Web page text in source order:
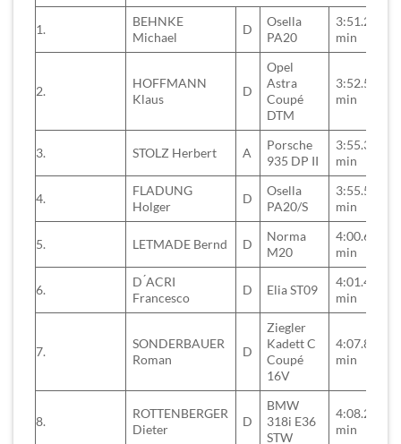
1.
BEHNKE
Michael
D
Osella
PA20
3:51.247
min
2.
HOFFMANN
Klaus
D
Opel
Astra
Coupé
DTM
3:52.567
min
3. STOLZ Herbert A
Porsche
935 DP II
3:55.354
min
4.
FLADUNG
Holger
D
Osella
PA20/S
3:55.540
min
5. LETMADE Bernd D
Norma
M20
4:00.637
min
6.
D ́ACRI
Francesco
D Elia ST09
4:01.421
min
7.
SONDERBAUER
Roman
D
Ziegler
Kadett C
Coupé
16V
4:07.863
min
8.
ROTTENBERGER
Dieter
D
BMW
318i E36
STW
4:08.237
min